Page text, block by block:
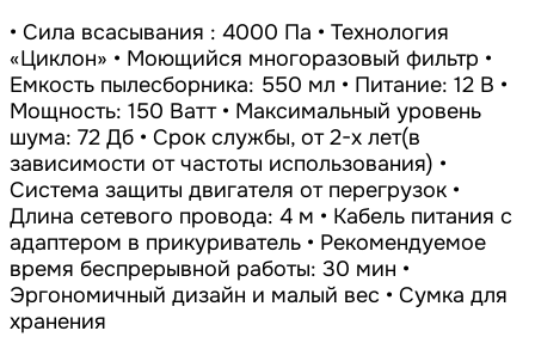
• Сила всасывания : 4000 Па • Технология
«Циклон» • Моющийся многоразовый фильтр •
Емкость пылесборника: 550 мл • Питание: 12 В •
Мощность: 150 Ватт • Максимальный уровень
шума: 72 Дб • Срок службы, от 2-х лет(в
зависимости от частоты использования) •
Система защиты двигателя от перегрузок •
Длина сетевого провода: 4 м • Кабель питания с
адаптером в прикуриватель • Рекомендуемое
время беспрерывной работы: 30 мин •
Эргономичный дизайн и малый вес • Сумка для
хранения